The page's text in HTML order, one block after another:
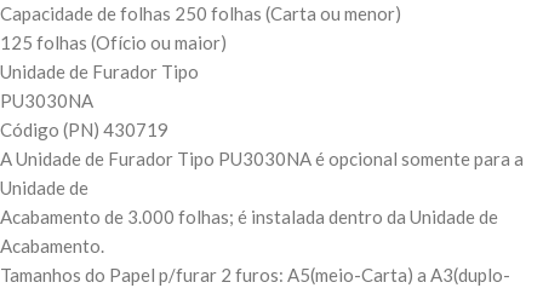
Capacidade de folhas 250 folhas (Carta ou menor)
125 folhas (Ofício ou maior)
Unidade de Furador Tipo
PU3030NA
Código (PN) 430719
A Unidade de Furador Tipo PU3030NA é opcional somente para a
Unidade de
Acabamento de 3.000 folhas; é instalada dentro da Unidade de
Acabamento.
Tamanhos do Papel p/furar 2 furos: A5(meio-Carta) a A3(duplo-